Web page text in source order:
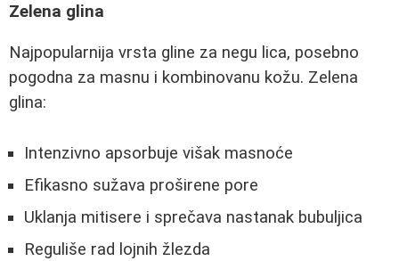
Zelena glina
Najpopularnija vrsta gline za negu lica, posebno
pogodna za masnu i kombinovanu kožu. Zelena
glina:
Intenzivno apsorbuje višak masnoće
Efikasno sužava proširene pore
Uklanja mitisere i sprečava nastanak bubuljica
Reguliše rad lojnih žlezda